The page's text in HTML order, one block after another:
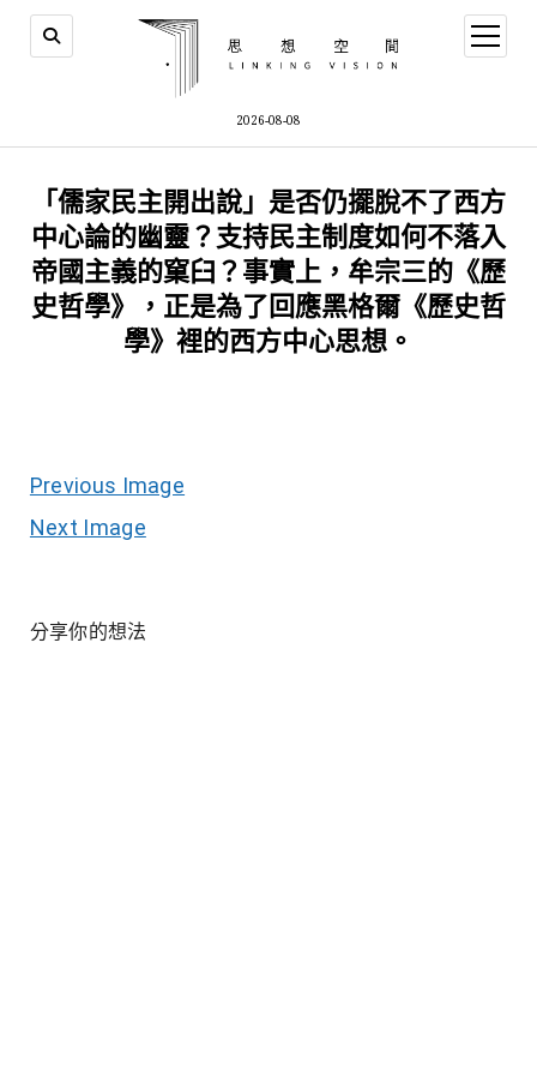
2026-08-08
open
menu
「儒家民主開出說」是否仍擺脫不了西方
中心論的幽靈？支持民主制度如何不落入
帝國主義的窠臼？事實上，牟宗三的《歷
史哲學》，正是為了回應黑格爾《歷史哲
學》裡的西方中心思想。
Previous Image
Next Image
分享你的想法